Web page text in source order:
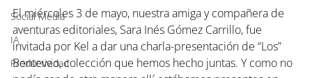
Social Media
IA
Productividad
El miércoles 3 de mayo, nuestra amiga y compañera de
aventuras editoriales, Sara Inés Gómez Carrillo, fue
invitada por Kel a dar una charla-presentación de “Los”
Benteveo, colección que hemos hecho juntas. Y como no